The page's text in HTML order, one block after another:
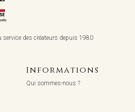
des créateurs depuis 1980
Informations
Qui sommes-nous ?